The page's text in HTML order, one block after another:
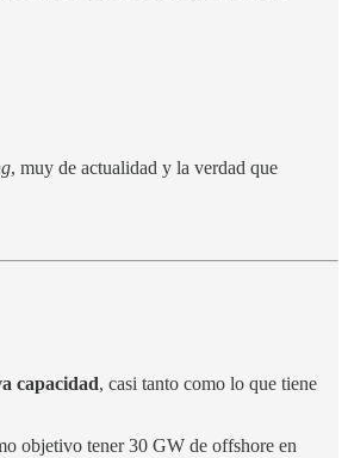
, muy de actualidad y la verdad que
capacidad, casi tanto como lo que tiene
objetivo tener 30 GW de offshore en